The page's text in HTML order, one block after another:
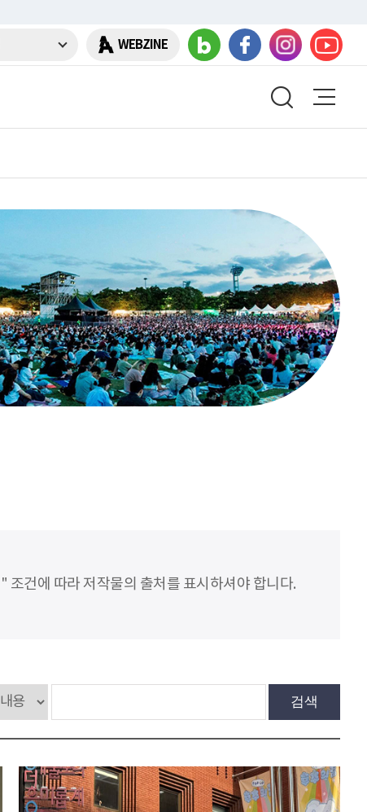
WEBZINE
" 조건에 따라 저작물의 출처를 표시하셔야 합니다.
검색